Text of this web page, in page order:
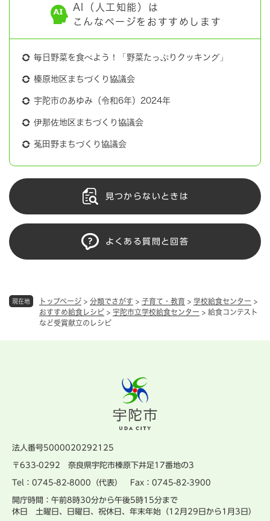
現在地 トップページ > 分類でさがす > 子育て・教育 > 学校給食センター >
おすすめ給食レシピ > 宇陀市立学校給食センター > 給食コンテスト
など受賞献立のレシピ
AI（人工知能）は
こんなページをおすすめします
毎日野菜を食べよう！「野菜たっぷりクッキング」
榛原地区まちづくり協議会
宇陀市のあゆみ（令和6年）2024年
伊那佐地区まちづくり協議会
菟田野まちづくり協議会
見つからないときは
よくある質問と回答
法人番号5000020292125
〒633-0292 奈良県宇陀市榛原下井足17番地の3
Tel：0745-82-8000（代表） Fax：0745-82-3900
開庁時間：午前8時30分から午後5時15分まで
休日 土曜日、日曜日、祝休日、年末年始（12月29日から1月3日）